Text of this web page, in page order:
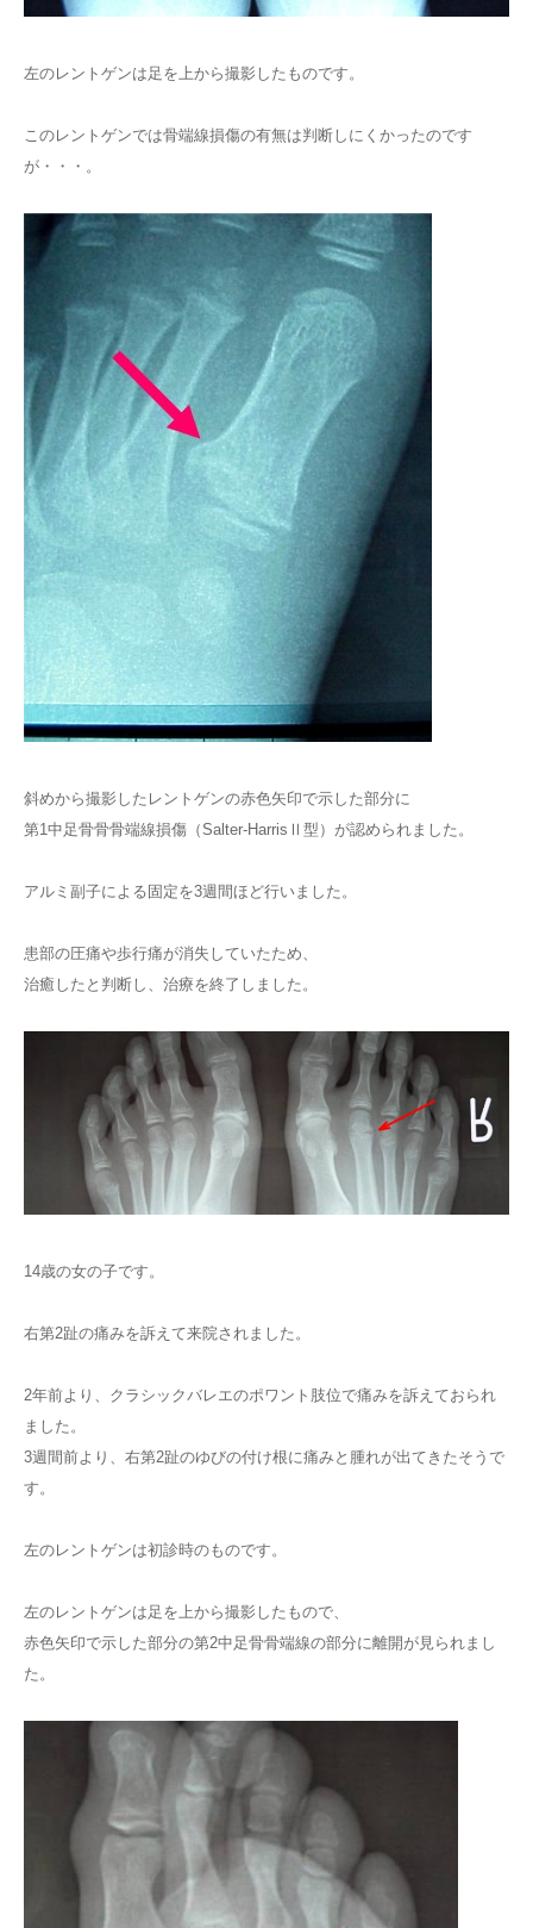
左のレントゲンは足を上から撮影したものです。
このレントゲンでは骨端線損傷の有無は判断しにくかったのです
が・・・。
斜めから撮影したレントゲンの赤色矢印で示した部分に
第1中足骨骨骨端線損傷（Salter-HarrisⅡ型）が認められました。
アルミ副子による固定を3週間ほど行いました。
患部の圧痛や歩行痛が消失していたため、
治癒したと判断し、治療を終了しました。
14歳の女の子です。
右第2趾の痛みを訴えて来院されました。
2年前より、クラシックバレエのポワント肢位で痛みを訴えておられ
ました。
3週間前より、右第2趾のゆびの付け根に痛みと腫れが出てきたそうで
す。
左のレントゲンは初診時のものです。
左のレントゲンは足を上から撮影したもので、
赤色矢印で示した部分の第2中足骨骨端線の部分に離開が見られまし
た。